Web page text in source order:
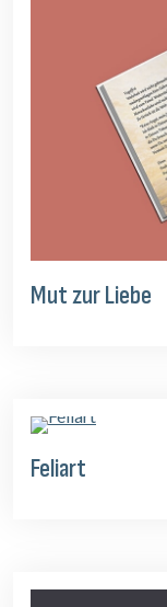
Mut zur Liebe
Feliart